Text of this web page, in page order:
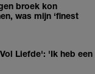
broek kon
was mijn ‘finest
Liefde': 'Ik heb een